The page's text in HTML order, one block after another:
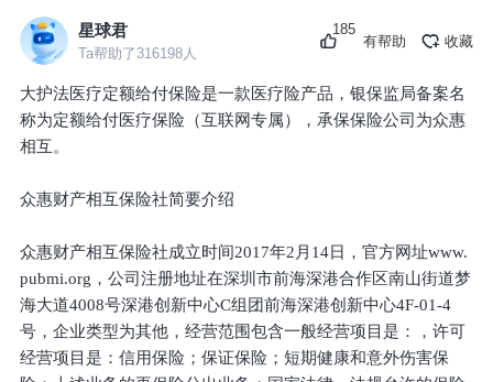
星球君
Ta帮助了 316198人
185
有帮助 收藏
大护法医疗定额给付保险是一款医疗险产品，银保监局备案名
称为定额给付医疗保险（互联网专属），承保保险公司为众惠
相互。
众惠财产相互保险社简要介绍
众惠财产相互保险社成立时间2017年2月14日，官方网址www.
pubmi.org，公司注册地址在深圳市前海深港合作区南山街道梦
海大道4008号深港创新中心C组团前海深港创新中心4F-01-4
号，企业类型为其他，经营范围包含一般经营项目是：，许可
经营项目是：信用保险；保证保险；短期健康和意外伤害保